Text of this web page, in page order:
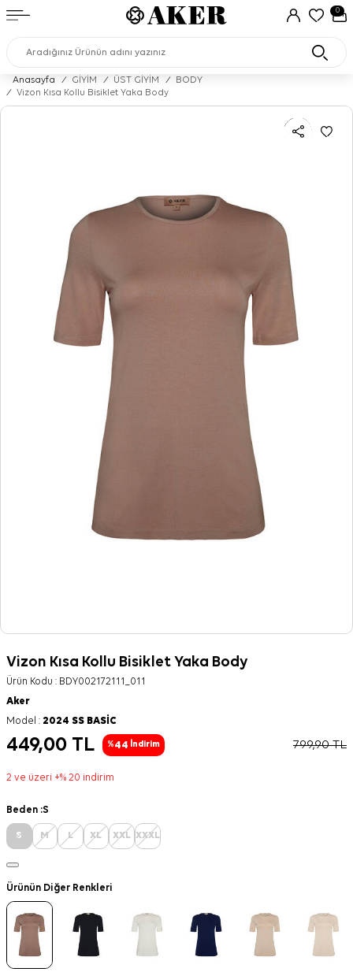
0
Anasayfa / GİYİM / ÜST GİYİM /
BODY
/
Vizon Kısa Kollu Bisiklet Yaka Body
Vizon Kısa Kollu Bisiklet Yaka Body
Ürün Kodu : BDY002172111_011
Aker
Model : 2024 SS BASİC
449,00 TL %44 İndirim 799,90TL
2 ve üzeri +% 20 indirim
Beden :S
S M L XL XXL XXXL
Ürünün Diğer Renkleri